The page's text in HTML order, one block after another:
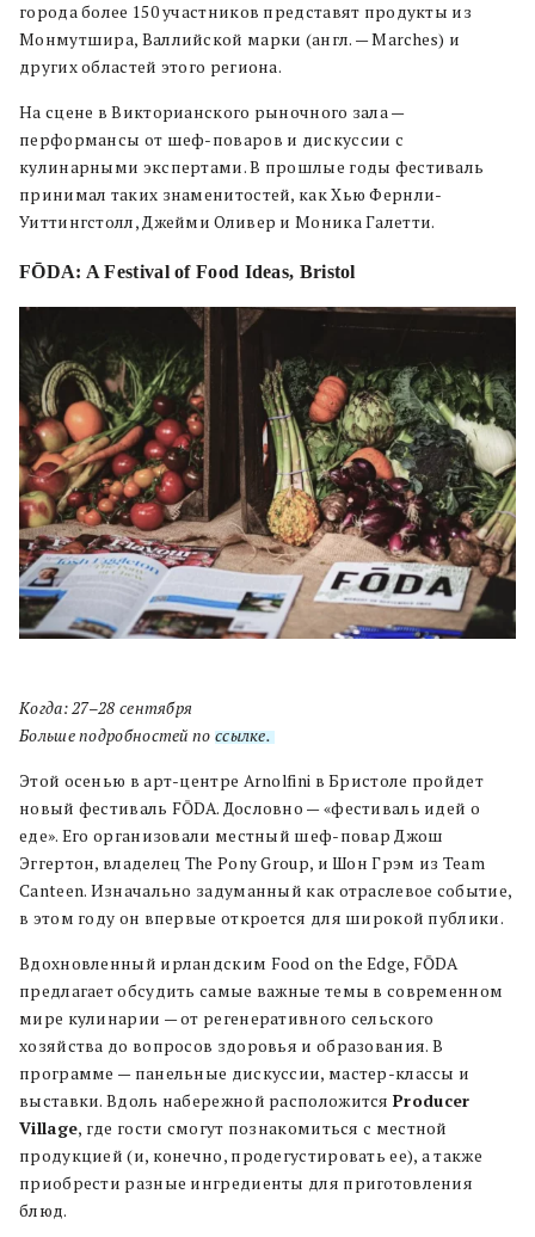
города более 150 участников представят продукты из
Монмутшира, Валлийской марки (англ. — Marches) и
других областей этого региона.
На сцене в Викторианского рыночного зала —
перформансы от шеф-поваров и дискуссии с
кулинарными экспертами. В прошлые годы фестиваль
принимал таких знаменитостей, как Хью Фернли-
Уиттингстолл, Джейми Оливер и Моника Галетти.
FŌDA: A Festival of Food Ideas, Bristol
Когда: 27–28 сентября
Больше подробностей по ссылке.
Этой осенью в арт-центре Arnolfini в Бристоле пройдет
новый фестиваль FŌDA. Дословно — «фестиваль идей о
еде». Его организовали местный шеф-повар Джош
Эггертон, владелец The Pony Group, и Шон Грэм из Team
Canteen. Изначально задуманный как отраслевое событие,
в этом году он впервые откроется для широкой публики.
Вдохновленный ирландским Food on the Edge, FŌDA
предлагает обсудить самые важные темы в современном
мире кулинарии — от регенеративного сельского
хозяйства до вопросов здоровья и образования. В
программе — панельные дискуссии, мастер-классы и
выставки. Вдоль набережной расположится Producer
Village, где гости смогут познакомиться с местной
продукцией (и, конечно, продегустировать ее), а также
приобрести разные ингредиенты для приготовления
блюд.